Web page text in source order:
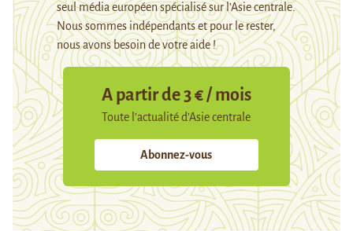
seul média européen spécialisé sur l’Asie centrale.
Nous sommes indépendants et pour le rester,
nous avons besoin de votre aide !
A partir de 3 € / mois
Toute l’actualité d’Asie centrale
Abonnez-vous